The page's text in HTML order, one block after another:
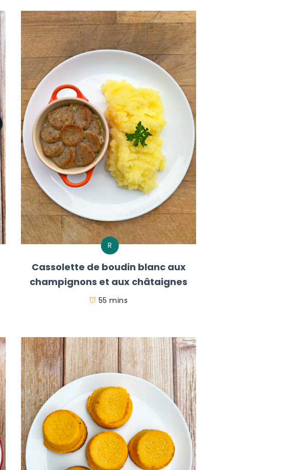
R
Cassolette de boudin blanc aux
champignons et aux châtaignes
55 mins